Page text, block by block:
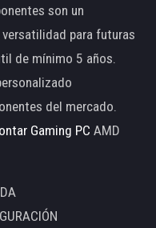
son un
para futuras
de mínimo 5 años.
del mercado.
Gaming PC AMD